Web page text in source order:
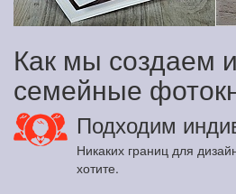
Как мы создаем
семейные
Подходим
Никаких границ для
хотите.